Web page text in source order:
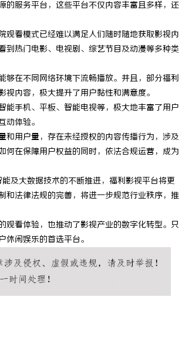
的服务平台，这些平台不仅内容丰富且多样，还
观看模式已经难以满足人们随时随地获取影视内
到热门电影、电视剧、综艺节目及动漫等多种类
够在不同网络环境下流畅播放。并且，部分福利
内容，极大提升了用户黏性和满意度。
能手机、平板、智能电视等，极大地丰富了用户
动体验。
和用户量，存在未经授权的内容传播行为，涉及
何在保障用户权益的同时，依法合规运营，成为
及大数据技术的不断推进，福利影视平台将更
和法律法规的完善，将进一步规范行业秩序，推
观看体验，也推动了影视产业的数字化转型。只
闲娱乐的首选平台。
3d激光内雕机：精密雕刻与创新应用